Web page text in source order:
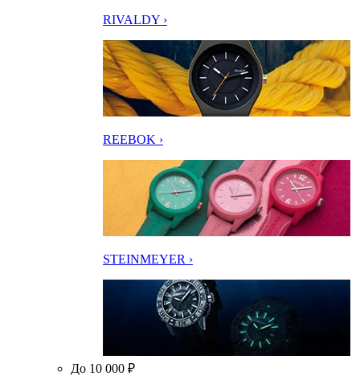
RIVALDY ›
REEBOK ›
STEINMEYER ›
До 10 000 ₽